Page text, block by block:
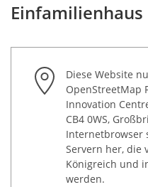
Einfamilienhaus
Diese Website
OpenStreetMap
Innovation
CB4 0WS,
Internetbrowser
Servern her, die
Königreich und
werden.